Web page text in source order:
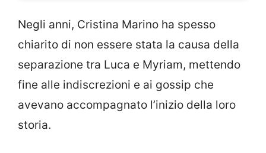
Negli anni, Cristina Marino ha spesso
chiarito di non essere stata la causa della
separazione tra Luca e Myriam, mettendo
fine alle indiscrezioni e ai gossip che
avevano accompagnato l’inizio della loro
storia.